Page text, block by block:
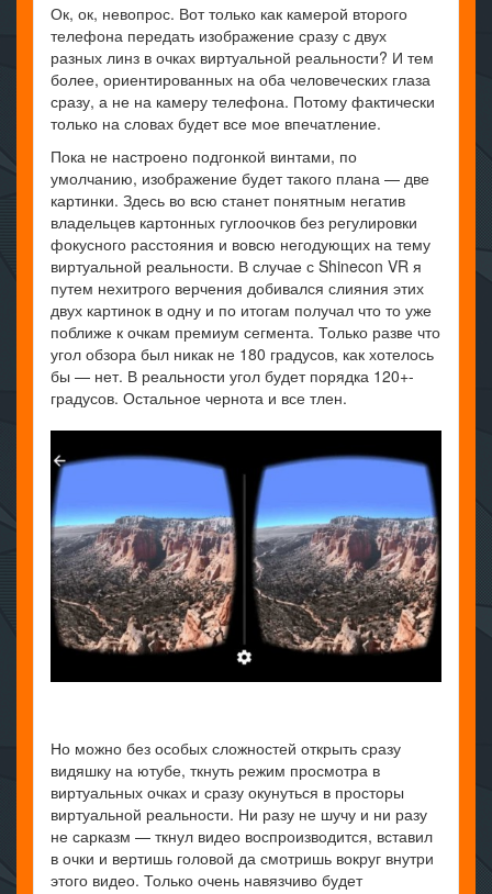
Ок, ок, невопрос. Вот только как камерой второго
телефона передать изображение сразу с двух
разных линз в очках виртуальной реальности? И тем
более, ориентированных на оба человеческих глаза
сразу, а не на камеру телефона. Потому фактически
только на словах будет все мое впечатление.
Пока не настроено подгонкой винтами, по
умолчанию, изображение будет такого плана — две
картинки. Здесь во всю станет понятным негатив
владельцев картонных гуглоочков без регулировки
фокусного расстояния и вовсю негодующих на тему
виртуальной реальности. В случае с Shinecon VR я
путем нехитрого верчения добивался слияния этих
двух картинок в одну и по итогам получал что то уже
поближе к очкам премиум сегмента. Только разве что
угол обзора был никак не 180 градусов, как хотелось
бы — нет. В реальности угол будет порядка 120+-
градусов. Остальное чернота и все тлен.
Но можно без особых сложностей открыть сразу
видяшку на ютубе, ткнуть режим просмотра в
виртуальных очках и сразу окунуться в просторы
виртуальной реальности. Ни разу не шучу и ни разу
не сарказм — ткнул видео воспроизводится, вставил
в очки и вертишь головой да смотришь вокруг внутри
этого видео. Только очень навязчиво будет